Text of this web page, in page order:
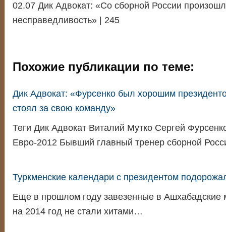
02.07 Дик Адвокат: «Со сборной России
несправедливость» | 245
Похожие публикации по теме:
Дик Адвокат: «Фурсенко был хорошим
стоял за свою команду»
Теги Дик Адвокат Виталий Мутко Сергей
Евро-2012 Бывший главный тренер сборной
Туркменские календари с президентом
Еще в прошлом году завезенные в Ашхабадские
на 2014 год не стали хитами…